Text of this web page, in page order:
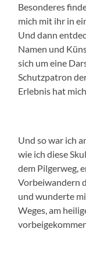
Besonderes
mich mit ihr in
Und dann
Namen und
sich um eine
Schutzpatron
Erlebnis hat
Und so war ich
wie ich diese
dem Pilgerweg,
Vorbeiwandern
und wunderte
Weges, am